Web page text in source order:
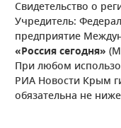
Свидетельство о
Учредитель:
предприятие
«Россия сегодня»
При любом
РИА Новости Крым
обязательна не